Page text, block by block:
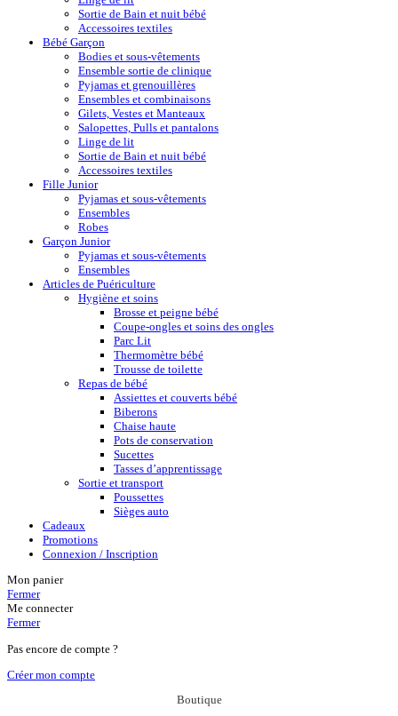
Sortie de Bain et nuit bébé
Accessoires textiles
Bébé Garçon
Bodies et sous-vêtements
Ensemble sortie de clinique
Pyjamas et grenouillères
Ensembles et combinaisons
Gilets, Vestes et Manteaux
Salopettes, Pulls et pantalons
Linge de lit
Sortie de Bain et nuit bébé
Accessoires textiles
Fille Junior
Pyjamas et sous-vêtements
Ensembles
Robes
Garçon Junior
Pyjamas et sous-vêtements
Ensembles
Articles de Puériculture
Hygiène et soins
Brosse et peigne bébé
Coupe-ongles et soins des ongles
Parc Lit
Thermomètre bébé
Trousse de toilette
Repas de bébé
Assiettes et couverts bébé
Biberons
Chaise haute
Pots de conservation
Sucettes
Tasses d’apprentissage
Sortie et transport
Poussettes
Sièges auto
Cadeaux
Promotions
Connexion / Inscription
Mon panier
Fermer
Me connecter
Fermer
Pas encore de compte ?
Créer mon compte
Boutique